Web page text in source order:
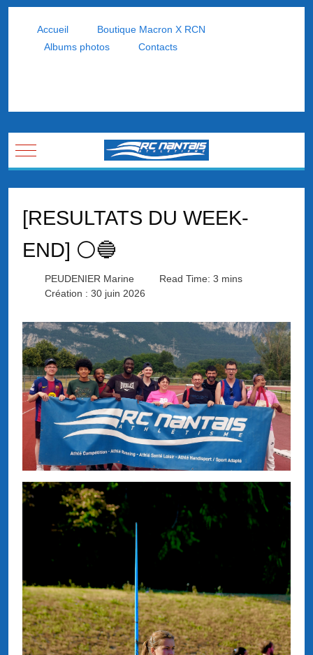
Accueil
Boutique Macron X RCN
Albums photos
Contacts
Mobile Menu Toggle
[RESULTATS DU WEEK-
END] ⚪🔵
PEUDENIER Marine
Read Time: 3 mins
Création : 30 juin 2026